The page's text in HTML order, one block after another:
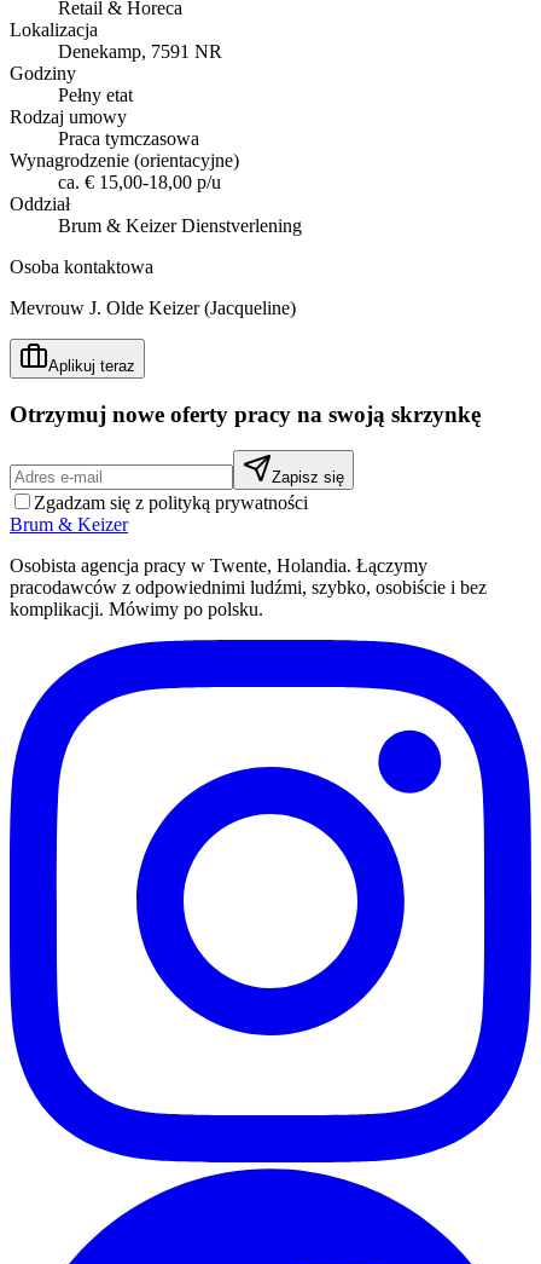
Retail & Horeca
Lokalizacja
Denekamp, 7591 NR
Godziny
Pełny etat
Rodzaj umowy
Praca tymczasowa
Wynagrodzenie (orientacyjne)
ca. € 15,00-18,00 p/u
Oddział
Brum & Keizer Dienstverlening
Osoba kontaktowa
Mevrouw J. Olde Keizer (Jacqueline)
Aplikuj teraz
Otrzymuj nowe oferty pracy na swoją skrzynkę
Zapisz się
Zgadzam się z polityką prywatności
Brum & Keizer
Osobista agencja pracy w Twente, Holandia. Łączymy
pracodawców z odpowiednimi ludźmi, szybko, osobiście i bez
komplikacji. Mówimy po polsku.